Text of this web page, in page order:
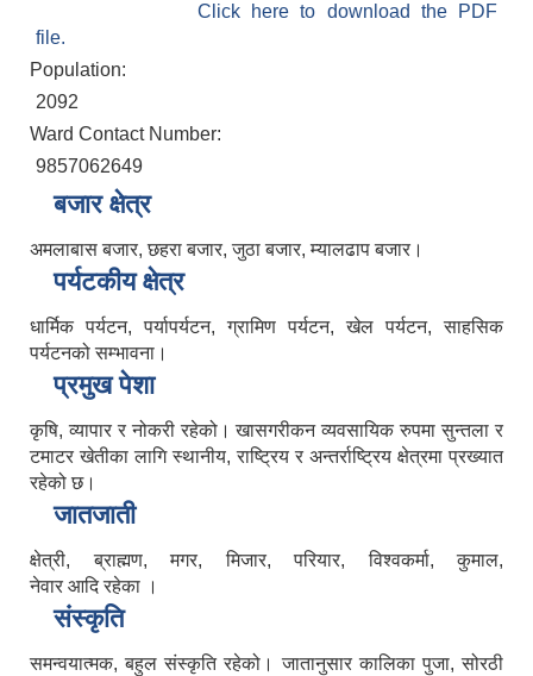
Click here to download the PDF
file.
Population:
2092
Ward Contact Number:
9857062649
बजार क्षेत्र
अमलाबास बजार, छहरा बजार, जुठा बजार, म्यालढाप बजार।
पर्यटकीय क्षेत्र
धार्मिक पर्यटन, पर्यापर्यटन, ग्रामिण पर्यटन, खेल पर्यटन, साहसिक
पर्यटनको सम्भावना।
प्रमुख पेशा
कृषि, व्यापार र नोकरी रहेको। खासगरीकन व्यवसायिक रुपमा सुन्तला र
टमाटर खेतीका लागि स्थानीय, राष्ट्रिय र अन्तर्राष्ट्रिय क्षेत्रमा प्रख्यात
रहेको छ।
जातजाती
क्षेत्री, ब्राह्मण, मगर, मिजार, परियार, विश्वकर्मा, कुमाल,
नेवार आदि रहेका ।
संस्कृति
समन्वयात्मक, बहुल संस्कृति रहेको। जातानुसार कालिका पुजा, सोरठी